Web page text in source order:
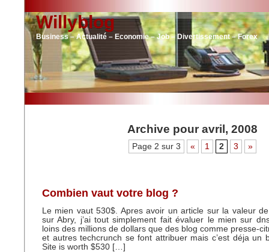
Willyblog
Business – Actualité – Economie – Job – Divertissement – Forex
Archive pour avril, 2008
Page 2 sur 3 « 1 2 3 »
Combien vaut votre blog ?
Le mien vaut 530$. Apres avoir un article sur la valeur
sur Abry, j’ai tout simplement fait évaluer le mien sur
loins des millions de dollars que des blog comme presse-
et autres techcrunch se font attribuer mais c’est déja un
Site is worth $530 […]